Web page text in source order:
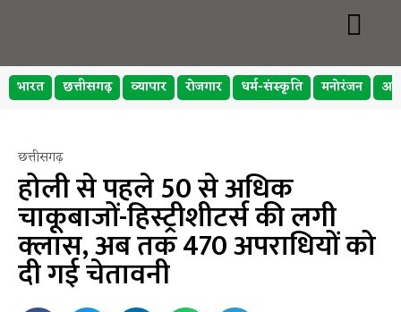
भारत छत्तीसगढ़ व्यापार रोजगार धर्म-संस्कृति मनोरंजन
छत्तीसगढ़
होली से पहले 50 से अधिक
चाकूबाजों-हिस्ट्रीशीटर्स की लगी
क्लास, अब तक 470 अपराधियों को
दी गई चेतावनी